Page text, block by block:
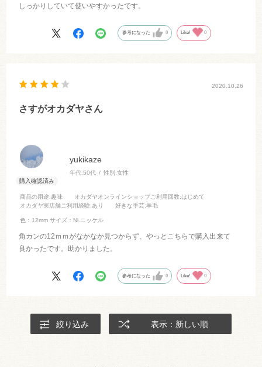
しっかりしていて使いやすかったです。
参考になった 0 Like! 0
yukikaze
年代:50代 性別:女性
商品の用途:趣味 オカダヤオンラインショップご利用回数:はじめて
オカダヤ実店舗ご利用経験:あり 好きな手芸:羊毛
色：12mm サイズ：Ni.ニッケル
2020.10.26
さすがオカダヤさん
角カンの12ｍｍがなかなか見つからず、やっとこちらで購入出来て
良かったです。助かりました。
参考になった 0 Like! 0
絞り込み 表示：新しい順